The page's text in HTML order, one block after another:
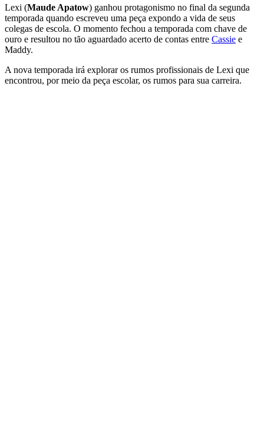
Lexi (Maude Apatow) ganhou protagonismo no final da segunda
temporada quando escreveu uma peça expondo a vida de seus
colegas de escola. O momento fechou a temporada com chave de
ouro e resultou no tão aguardado acerto de contas entre Cassie e
Maddy.
A nova temporada irá explorar os rumos profissionais de Lexi que
encontrou, por meio da peça escolar, os rumos para sua carreira.